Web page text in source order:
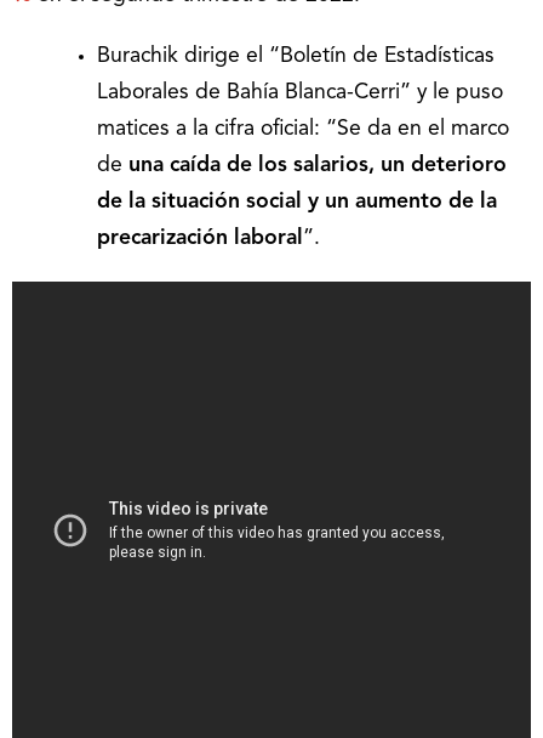
Burachik dirige el “Boletín de Estadísticas
Laborales de Bahía Blanca-Cerri” y le puso
matices a la cifra oficial: “Se da en el marco
de una caída de los salarios, un deterioro
de la situación social y un aumento de la
precarización laboral ”.